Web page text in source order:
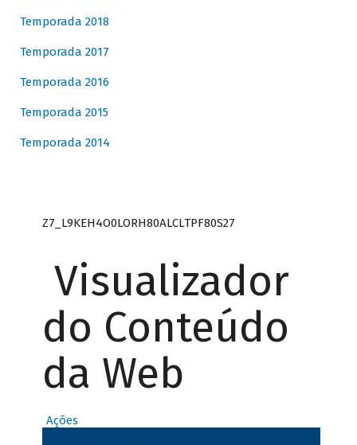
Temporada 2018
Temporada 2017
Temporada 2016
Temporada 2015
Temporada 2014
Z7_L9KEH4O0LORH80ALCLTPF80S27
Visualizador
do Conteúdo
da Web
Ações